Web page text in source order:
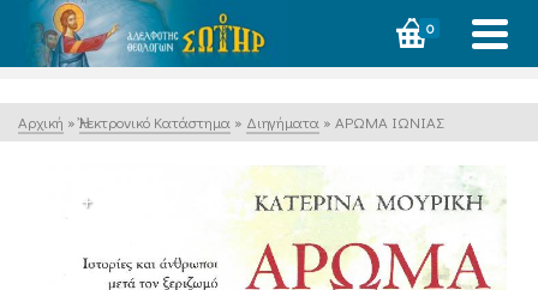
0
Αρχική » Ἠλεκτρονικό Κατάστημα » Διηγήματα » ΑΡΩΜΑ ΙΩΝΙΑΣ